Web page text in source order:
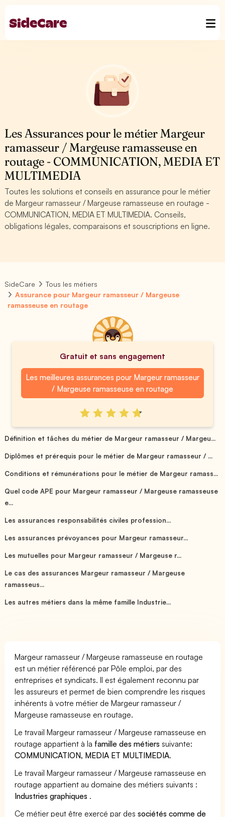
Les Assurances pour le métier Margeur
ramasseur / Margeuse ramasseuse en
routage - COMMUNICATION, MEDIA ET
MULTIMEDIA
Toutes les solutions et conseils en assurance pour le métier
de Margeur ramasseur / Margeuse ramasseuse en routage -
COMMUNICATION, MEDIA ET MULTIMEDIA. Conseils,
obligations légales, comparaisons et souscriptions en ligne.
SideCare
Tous les métiers
Assurance pour Margeur ramasseur / Margeuse
ramasseuse en routage
Gratuit et sans engagement
Les meilleures assurances pour Margeur ramasseur
/ Margeuse ramasseuse en routage
Définition et tâches du métier de Margeur ramasseur / Margeu...
Diplômes et prérequis pour le métier de Margeur ramasseur / ...
Conditions et rémunérations pour le métier de Margeur ramass...
Quel code APE pour Margeur ramasseur / Margeuse ramasseuse
e...
Les assurances responsabilités civiles profession...
Les assurances prévoyances pour Margeur ramasseur...
Les mutuelles pour Margeur ramasseur / Margeuse r...
Le cas des assurances Margeur ramasseur / Margeuse
ramasseus...
Les autres métiers dans la même famille Industrie...
Margeur ramasseur / Margeuse ramasseuse en routage
est un métier référencé par Pôle emploi, par des
entreprises et syndicats. Il est également reconnu par
les assureurs et permet de bien comprendre les risques
inhérents à votre métier de Margeur ramasseur /
Margeuse ramasseuse en routage.
Le travail Margeur ramasseur / Margeuse ramasseuse en
routage appartient à la famille des métiers suivante:
COMMUNICATION, MEDIA ET MULTIMEDIA.
Le travail Margeur ramasseur / Margeuse ramasseuse en
routage appartient au domaine des métiers suivants :
Industries graphiques .
Ce métier peut être exercé par dessociétés comme de